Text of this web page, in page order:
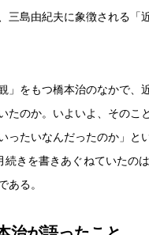
三島由紀夫に象徴される
」をもつ橋本治のなかで
たのか。いよいよ、そのこ
ったいなんだったのか」と
続きを書きあぐねていたの
ある。